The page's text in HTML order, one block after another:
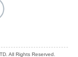
All Rights Reserved.